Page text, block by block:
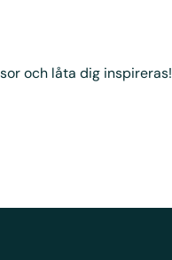
och låta dig inspireras!